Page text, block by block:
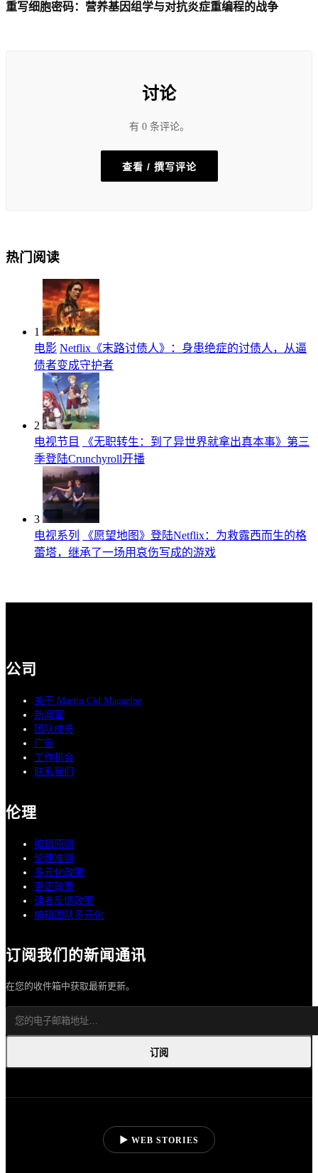
重写细胞密码：营养基因组学与对抗炎症重编程的战争
讨论
有 0 条评论。
查看 / 撰写评论
热门阅读
1
电影 Netflix《末路讨债人》：身患绝症的讨债人，从逼
债者变成守护者
2
电视节目
《无职转生：到了异世界就拿出真本事》第三
季登陆Crunchyroll开播
3
电视系列
《愿望地图》登陆Netflix：为救露西而生的格
蕾塔，继承了一场用哀伤写成的游戏
公司
关于 Martin Cid Magazine
新闻室
团队成员
广告
工作机会
联系我们
伦理
编辑原则
伦理准则
多元化政策
更正政策
读者反馈政策
编辑团队多元化
订阅我们的新闻通讯
在您的收件箱中获取最新更新。
订阅
▶ WEB STORIES